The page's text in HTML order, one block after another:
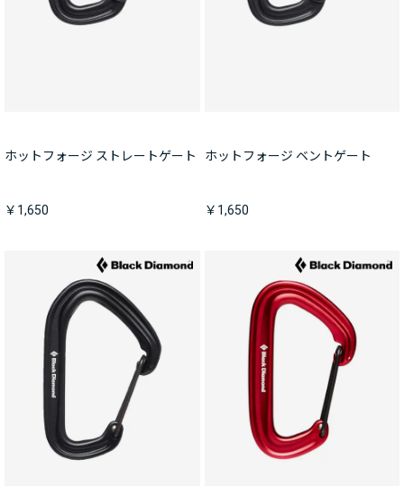
ホットフォージ ストレートゲート
￥1,650
ホットフォージ ベントゲート
￥1,650